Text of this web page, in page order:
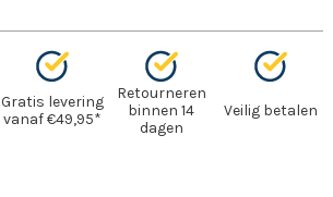
Gratis levering
vanaf €49,95*
Retourneren
binnen 14
dagen
Veilig betalen